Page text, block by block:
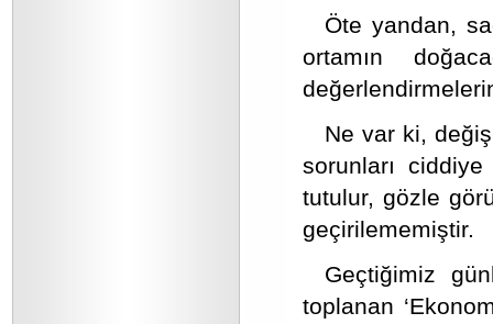
Öte yandan,
ortamın
Ne var ki,
sorunları
tutulur, gözle
geçirilememiştir.
Geçtiğimiz
toplanan